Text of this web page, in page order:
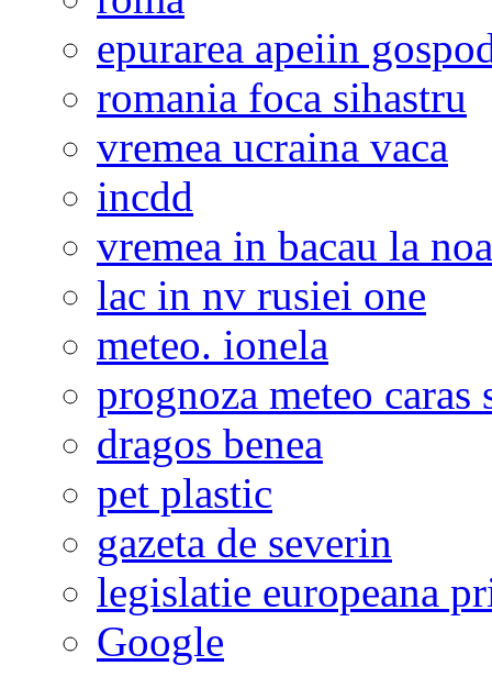
epurarea apeiin
romania foca sihastru
vremea ucraina vaca
incdd
vremea in bacau la
lac in nv rusiei one
meteo. ionela
prognoza meteo
dragos benea
pet plastic
gazeta de severin
legislatie europeana
Google